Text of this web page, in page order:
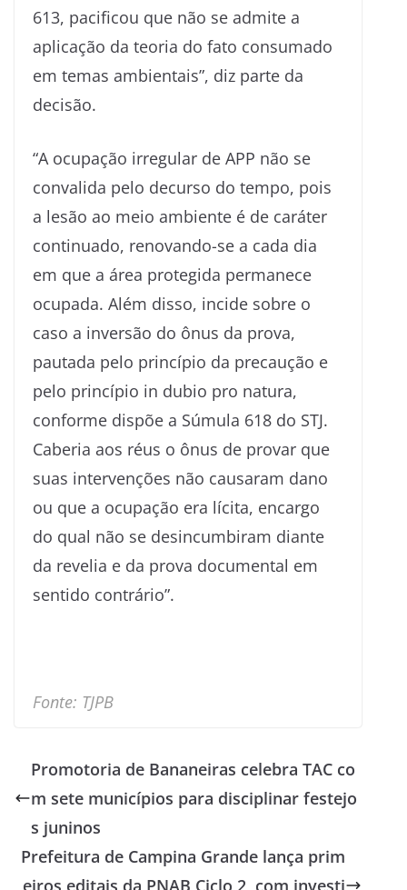
613, pacificou que não se admite a
aplicação da teoria do fato consumado
em temas ambientais”, diz parte da
decisão.
“A ocupação irregular de APP não se
convalida pelo decurso do tempo, pois
a lesão ao meio ambiente é de caráter
continuado, renovando-se a cada dia
em que a área protegida permanece
ocupada. Além disso, incide sobre o
caso a inversão do ônus da prova,
pautada pelo princípio da precaução e
pelo princípio in dubio pro natura,
conforme dispõe a Súmula 618 do STJ.
Caberia aos réus o ônus de provar que
suas intervenções não causaram dano
ou que a ocupação era lícita, encargo
do qual não se desincumbiram diante
da revelia e da prova documental em
sentido contrário”.
Fonte: TJPB
Promotoria de Bananeiras celebra TAC co
m sete municípios para disciplinar festejo
s juninos
Prefeitura de Campina Grande lança prim
eiros editais da PNAB Ciclo 2, com investi